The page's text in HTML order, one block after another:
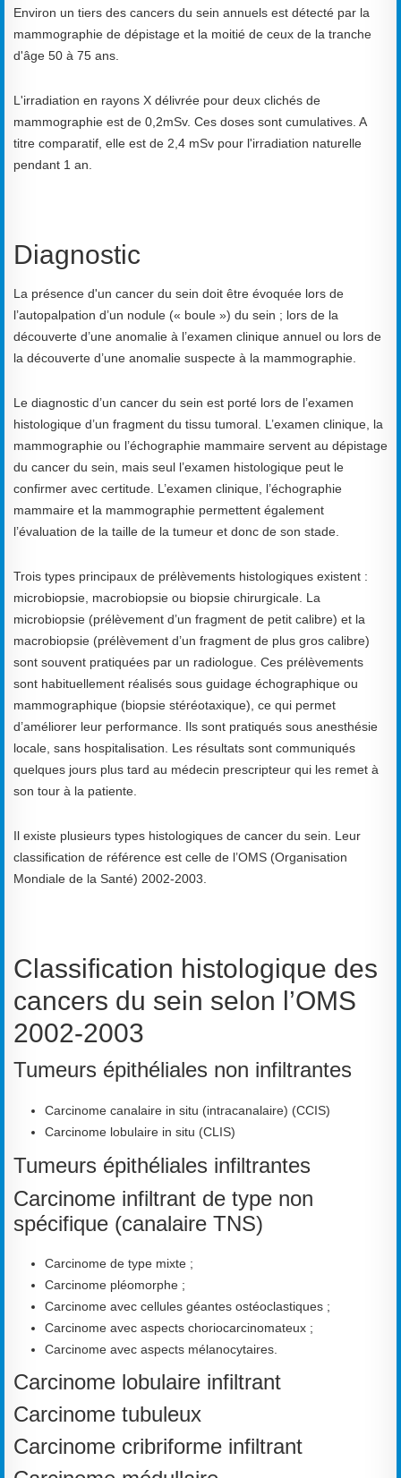
Environ un tiers des cancers du sein annuels est détecté par la
mammographie de dépistage et la moitié de ceux de la tranche
d'âge 50 à 75 ans.
L'irradiation en rayons X délivrée pour deux clichés de
mammographie est de 0,2mSv. Ces doses sont cumulatives. A
titre comparatif, elle est de 2,4 mSv pour l'irradiation naturelle
pendant 1 an.
Diagnostic
La présence d'un cancer du sein doit être évoquée lors de
l’autopalpation d’un nodule (« boule ») du sein ; lors de la
découverte d’une anomalie à l’examen clinique annuel ou lors de
la découverte d’une anomalie suspecte à la mammographie.
Le diagnostic d’un cancer du sein est porté lors de l’examen
histologique d’un fragment du tissu tumoral. L’examen clinique, la
mammographie ou l’échographie mammaire servent au dépistage
du cancer du sein, mais seul l’examen histologique peut le
confirmer avec certitude. L’examen clinique, l’échographie
mammaire et la mammographie permettent également
l’évaluation de la taille de la tumeur et donc de son stade.
Trois types principaux de prélèvements histologiques existent :
microbiopsie, macrobiopsie ou biopsie chirurgicale. La
microbiopsie (prélèvement d’un fragment de petit calibre) et la
macrobiopsie (prélèvement d’un fragment de plus gros calibre)
sont souvent pratiquées par un radiologue. Ces prélèvements
sont habituellement réalisés sous guidage échographique ou
mammographique (biopsie stéréotaxique), ce qui permet
d’améliorer leur performance. Ils sont pratiqués sous anesthésie
locale, sans hospitalisation. Les résultats sont communiqués
quelques jours plus tard au médecin prescripteur qui les remet à
son tour à la patiente.
Il existe plusieurs types histologiques de cancer du sein. Leur
classification de référence est celle de l’OMS (Organisation
Mondiale de la Santé) 2002-2003.
Classification histologique des
cancers du sein selon l’OMS
2002-2003
Tumeurs épithéliales non infiltrantes
Carcinome canalaire in situ (intracanalaire) (CCIS)
Carcinome lobulaire in situ (CLIS)
Tumeurs épithéliales infiltrantes
Carcinome infiltrant de type non
spécifique (canalaire TNS)
Carcinome de type mixte ;
Carcinome pléomorphe ;
Carcinome avec cellules géantes ostéoclastiques ;
Carcinome avec aspects choriocarcinomateux ;
Carcinome avec aspects mélanocytaires.
Carcinome lobulaire infiltrant
Carcinome tubuleux
Carcinome cribriforme infiltrant